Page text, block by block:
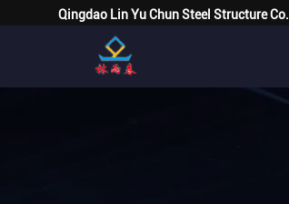
Qingdao Lin Yu Chun Steel Structure Co.